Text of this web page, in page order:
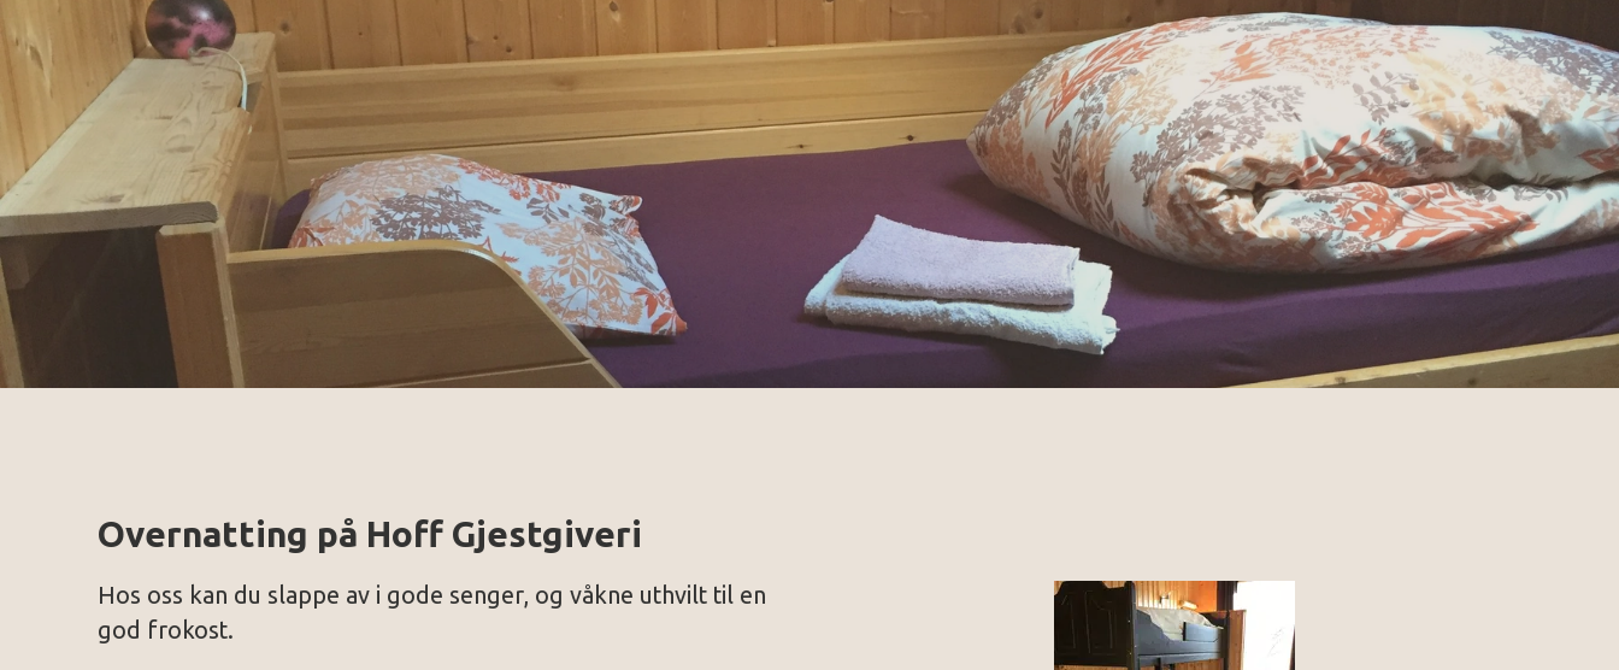
Overnatting på Hoff Gjestgiveri
Hos oss kan du slappe av i gode senger, og våkne uthvilt til en
god frokost.